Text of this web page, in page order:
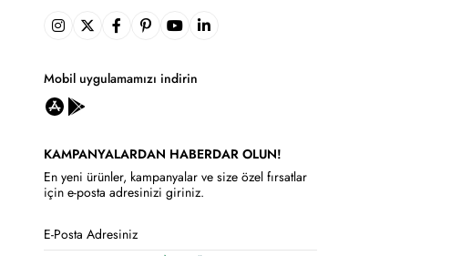
Mobil uygulamamızı indirin
KAMPANYALARDAN HABERDAR OLUN!
En yeni ürünler, kampanyalar ve size özel fırsatlar
için e-posta adresinizi giriniz.